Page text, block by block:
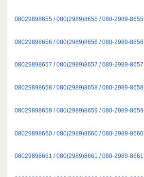
08029898655 / 080(2989)8655 / 080-2989-8655
08029898656 / 080(2989)8656 / 080-2989-8656
08029898657 / 080(2989)8657 / 080-2989-8657
08029898658 / 080(2989)8658 / 080-2989-8658
08029898659 / 080(2989)8659 / 080-2989-8659
08029898660 / 080(2989)8660 / 080-2989-8660
08029898661 / 080(2989)8661 / 080-2989-8661